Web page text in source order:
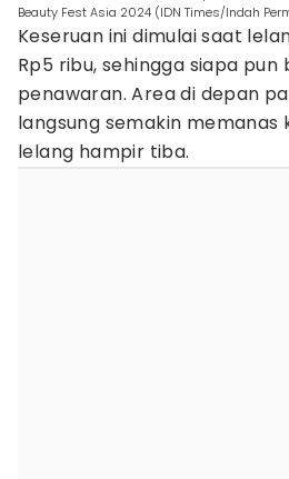
Beauty Fest Asia 2024 (IDN Times/Indah
Keseruan ini dimulai saat
Rp5 ribu, sehingga siapa
penawaran. Area di depan
langsung semakin memanas
lelang hampir tiba.